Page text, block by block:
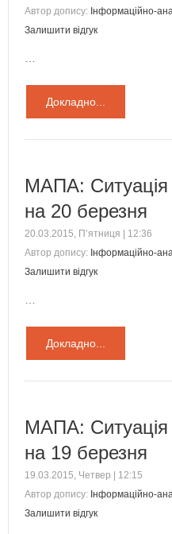
Автор допису: Інформаційно-
Залишити відгук
Докладно...
МАПА: Ситуація
на 20 березня
20.03.2015, П’ятниця | 12:36
Автор допису: Інформаційно-
Залишити відгук
Докладно...
МАПА: Ситуація
на 19 березня
19.03.2015, Четвер | 12:15
Автор допису: Інформаційно-
Залишити відгук